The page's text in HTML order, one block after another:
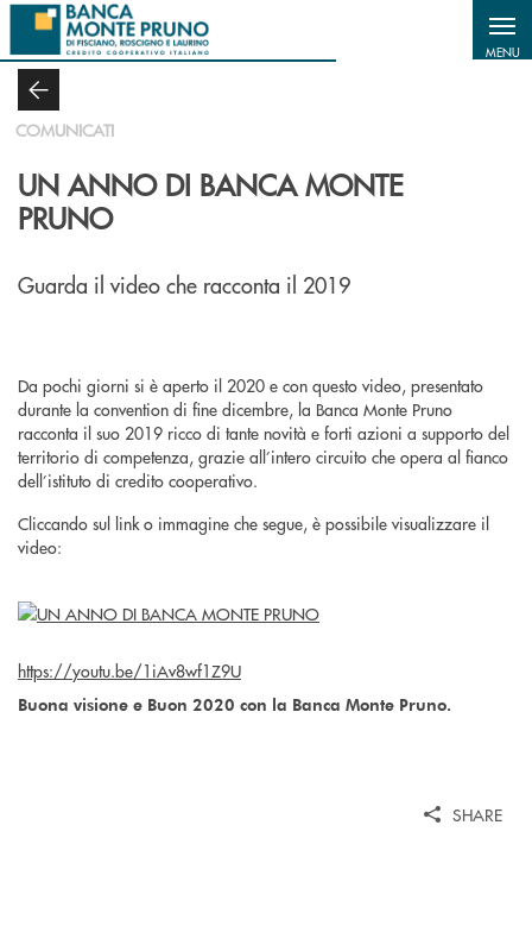
Salta al contenuto principale
MENU
COMUNICATI
UN ANNO DI BANCA MONTE
PRUNO
Guarda il video che racconta il 2019
Da pochi giorni si è aperto il 2020 e con questo video, presentato
durante la convention di fine dicembre, la Banca Monte Pruno
racconta il suo 2019 ricco di tante novità e forti azioni a supporto del
territorio di competenza, grazie all’intero circuito che opera al fianco
dell’istituto di credito cooperativo.
Cliccando sul link o immagine che segue, è possibile visualizzare il
video:
https://youtu.be/1iAv8wf1Z9U
Buona visione e Buon 2020 con la Banca Monte Pruno.
SHARE